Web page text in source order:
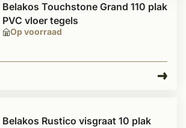
Op voorraad
Belakos Touchstone Grand 110 plak
PVC vloer tegels
Belakos Rustico visgraat 10 plak